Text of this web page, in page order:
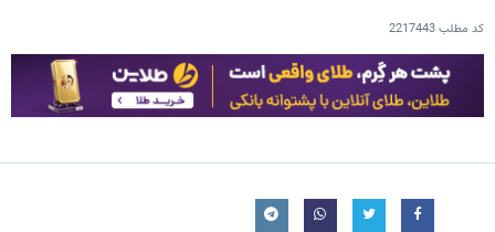
کد مطلب2217443